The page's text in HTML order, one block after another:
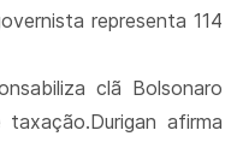
representa 114
clã Bolsonaro
afirma